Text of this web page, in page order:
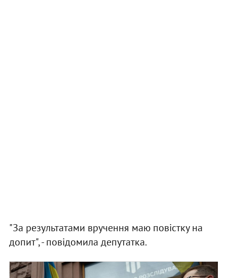
"За результатами вручення маю повістку на
допит", - повідомила депутатка.